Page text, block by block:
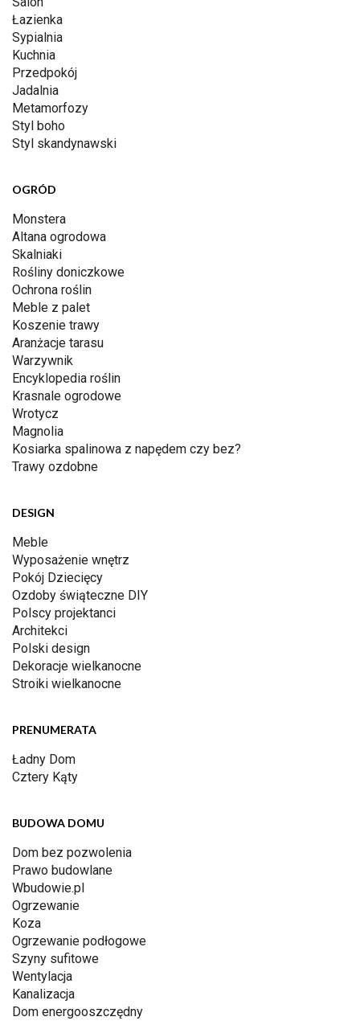
Łazienka
Sypialnia
Kuchnia
Przedpokój
Jadalnia
Metamorfozy
Styl boho
Styl skandynawski
OGRÓD
Monstera
Altana ogrodowa
Skalniaki
Rośliny doniczkowe
Ochrona roślin
Meble z palet
Koszenie trawy
Aranżacje tarasu
Warzywnik
Encyklopedia roślin
Krasnale ogrodowe
Wrotycz
Magnolia
Kosiarka spalinowa z napędem czy bez?
Trawy ozdobne
DESIGN
Meble
Wyposażenie wnętrz
Pokój Dziecięcy
Ozdoby świąteczne DIY
Polscy projektanci
Architekci
Polski design
Dekoracje wielkanocne
Stroiki wielkanocne
PRENUMERATA
Ładny Dom
Cztery Kąty
BUDOWA DOMU
Dom bez pozwolenia
Prawo budowlane
Wbudowie.pl
Ogrzewanie
Koza
Ogrzewanie podłogowe
Szyny sufitowe
Wentylacja
Kanalizacja
Dom energooszczędny